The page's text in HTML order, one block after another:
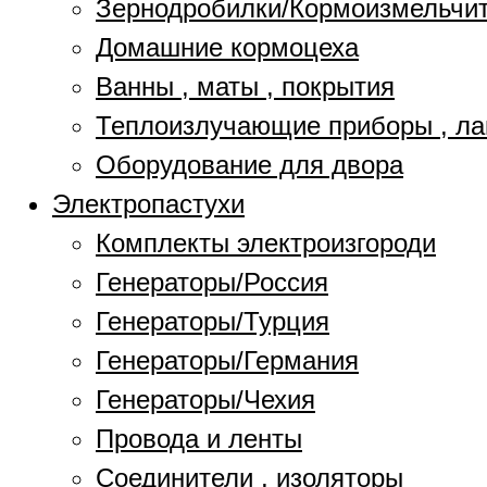
Зернодробилки/
Домашние кормоцеха
Ванны , маты , покрытия
Теплоизлучающие приборы ,
Оборудование для двора
Электропастухи
Комплекты электроизгороди
Генераторы/Россия
Генераторы/Турция
Генераторы/Германия
Генераторы/Чехия
Провода и ленты
Соединители , изоляторы